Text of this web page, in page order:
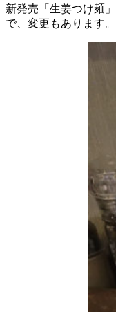
新発売「生姜つけ麺
で、変更もあります。